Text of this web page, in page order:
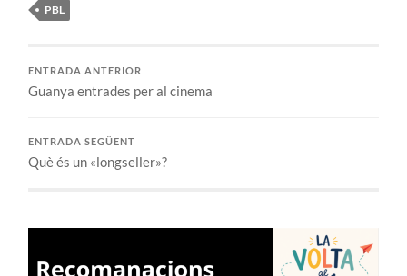
PBL
ENTRADA ANTERIOR
Guanya entrades per al cinema
ENTRADA SEGÜENT
Què és un «longseller»?